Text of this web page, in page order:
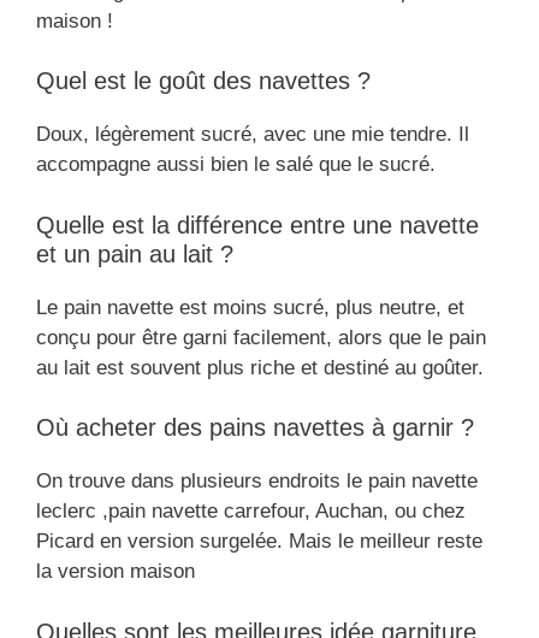
maison !
Quel est le goût des navettes ?
Doux, légèrement sucré, avec une mie tendre. Il
accompagne aussi bien le salé que le sucré.
Quelle est la différence entre une navette
et un pain au lait ?
Le pain navette est moins sucré, plus neutre, et
conçu pour être garni facilement, alors que le pain
au lait est souvent plus riche et destiné au goûter.
Où acheter des pains navettes à garnir ?
On trouve dans plusieurs endroits le pain navette
leclerc ,pain navette carrefour, Auchan, ou chez
Picard en version surgelée. Mais le meilleur reste
la version maison
Quelles sont les meilleures idée garniture